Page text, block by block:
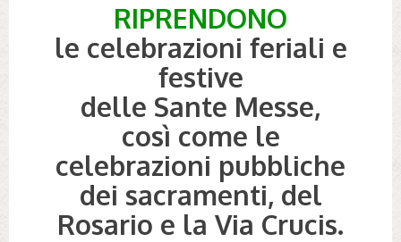
RIPRENDONO
le celebrazioni feriali e
festive
delle Sante Messe,
così come le
celebrazioni pubbliche
dei sacramenti, del
Rosario e la Via Crucis.